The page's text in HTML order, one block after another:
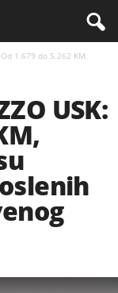
Od 1.679 do 5.262 KM,
USK: